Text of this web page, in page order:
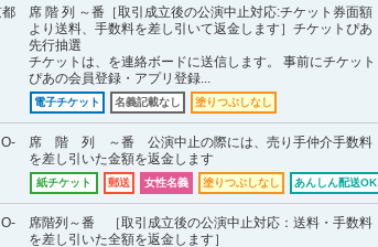
都
席 階 列 ～番［取引成立後の公演中止対応:チケット券面額
より送料、手数料を差し引いて返金します］チケットぴあ
先行抽選
チケットは、を連絡ボードに送信します。 事前にチケット
ぴあの会員登録・アプリ登録...
電子チケット 名義記載なし 塗りつぶしなし
席 階 列 ～番 公演中止の際には、売り手仲介手数料
を差し引いた金額を返金します
紙チケット 郵送 女性名義 塗りつぶしなし あんしん配送OK
席階列～番 ［取引成立後の公演中止対応：送料・手数料
を差し引いた全額を返金します］